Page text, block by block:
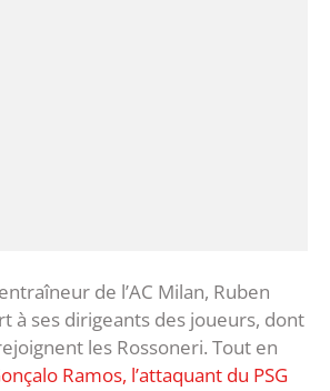
de l’AC Milan, Ruben
à ses dirigeants des joueurs, dont
les Rossoneri. Tout en
Ramos, l’attaquant du PSG